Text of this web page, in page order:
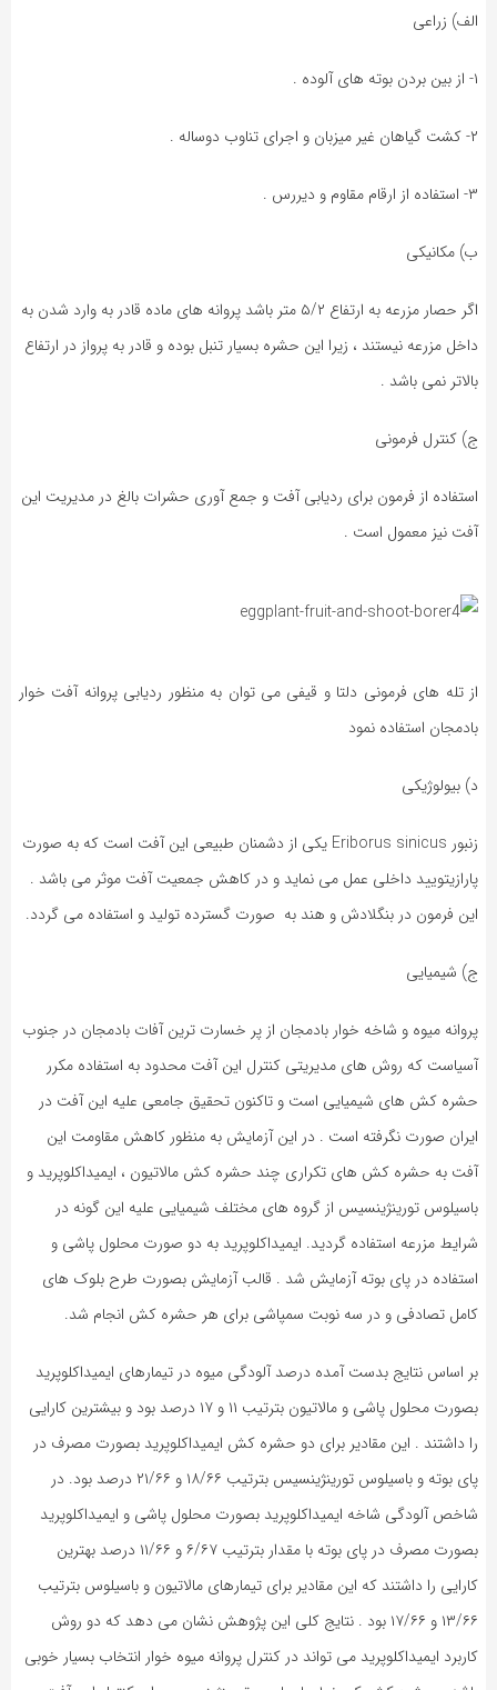
الف) زراعی
۱- از بین بردن بوته های آلوده .
۲- کشت گیاهان غیر میزبان و اجرای تناوب دوساله .
۳- استفاده از ارقام مقاوم و دیررس .
ب) مکانیکی
اگر حصار مزرعه به ارتفاع ۵/۲ متر باشد پروانه های ماده قادر به وارد شدن به
داخل مزرعه نیستند ، زیرا این حشره بسیار تنبل بوده و قادر به پرواز در ارتفاع
بالاتر نمی باشد .
ج) کنترل فرمونی
استفاده از فرمون برای ردیابی آفت و جمع آوری حشرات بالغ در مدیریت این
آفت نیز معمول است .
از تله های فرمونی دلتا و قیفی می توان به منظور ردیابی پروانه آفت خوار
بادمجان استفاده نمود
د) بیولوژیکی
زنبور Eriborus sinicus یکی از دشمنان طبیعی این آفت است که به صورت
پارازیتویید داخلی عمل می نماید و در کاهش جمعیت آفت موثر می باشد .
این فرمون در بنگلادش و هند به صورت گسترده تولید و استفاده می گردد.
ج) شیمیایی
پروانه میوه و شاخه خوار بادمجان از پر خسارت ترین آفات بادمجان در جنوب
آسیاست که روش های مدیریتی کنترل این آفت محدود به استفاده مکرر
حشره کش های شیمیایی است و تاکنون تحقیق جامعی علیه این آفت در
ایران صورت نگرفته است . در این آزمایش به منظور کاهش مقاومت این
آفت به حشره کش های تکراری چند حشره کش مالاتیون ، ایمیداکلوپرید و
باسیلوس تورینژینسیس از گروه های مختلف شیمیایی علیه این گونه در
شرایط مزرعه استفاده گردید. ایمیداکلوپرید به دو صورت محلول پاشی و
استفاده در پای بوته آزمایش شد . قالب آزمایش بصورت طرح بلوک های
کامل تصادفی و در سه نوبت سمپاشی برای هر حشره کش انجام شد.
بر اساس نتایج بدست آمده درصد آلودگی میوه در تیمارهای ایمیداکلوپرید
بصورت محلول پاشی و مالاتیون بترتیب ۱۱ و ۱۷ درصد بود و بیشترین کارایی
را داشتند . این مقادیر برای دو حشره کش ایمیداکلوپرید بصورت مصرف در
پای بوته و باسیلوس تورینژینسیس بترتیب ۱۸/۶۶ و ۲۱/۶۶ درصد بود. در
شاخص آلودگی شاخه ایمیداکلوپرید بصورت محلول پاشی و ایمیداکلوپرید
بصورت مصرف در پای بوته با مقدار بترتیب ۶/۶۷ و ۱۱/۶۶ درصد بهترین
کارایی را داشتند که این مقادیر برای تیمارهای مالاتیون و باسیلوس بترتیب
۱۳/۶۶ و ۱۷/۶۶ بود . نتایج کلی این پژوهش نشان می دهد که دو روش
کاربرد ایمیداکلوپرید می تواند در کنترل پروانه میوه خوار انتخاب بسیار خوبی